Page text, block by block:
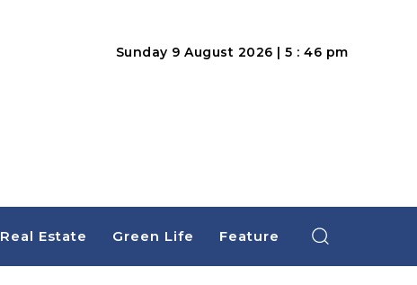
Sunday 9 August 2026 | 5 : 46 pm
Real Estate Green Life Feature